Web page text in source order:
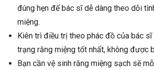
đúng hẹn để bác sĩ dễ dàng theo dõi
miệng.
Kiên trì điều trị theo phác đồ của bác
trạng răng miệng tốt nhất, không được
Bạn cần vệ sinh răng miệng sạch sẽ